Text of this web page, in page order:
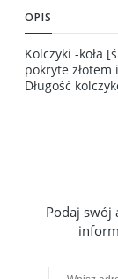
OPIS
Kolczyki -koła
pokryte
Długość
Podaj swój